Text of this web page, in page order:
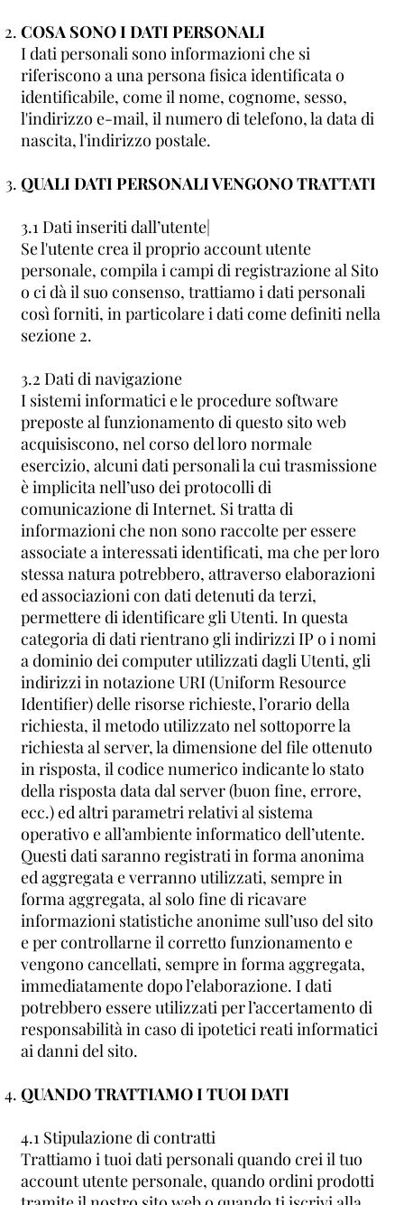
COSA SONO I DATI PERSONALI
I dati personali sono informazioni che si
riferiscono a una persona fisica identificata o
identificabile, come il nome, cognome, sesso,
l'indirizzo e-mail, il numero di telefono, la data di
nascita, l'indirizzo postale.
QUALI DATI PERSONALI VENGONO TRATTATI
3.1 Dati inseriti dall’utente|
Se l'utente crea il proprio account utente
personale, compila i campi di registrazione al Sito
o ci dà il suo consenso, trattiamo i dati personali
così forniti, in particolare i dati come definiti nella
sezione 2.
3.2 Dati di navigazione
I sistemi informatici e le procedure software
preposte al funzionamento di questo sito web
acquisiscono, nel corso del loro normale
esercizio, alcuni dati personali la cui trasmissione
è implicita nell’uso dei protocolli di
comunicazione di Internet. Si tratta di
informazioni che non sono raccolte per essere
associate a interessati identificati, ma che per loro
stessa natura potrebbero, attraverso elaborazioni
ed associazioni con dati detenuti da terzi,
permettere di identificare gli Utenti. In questa
categoria di dati rientrano gli indirizzi IP o i nomi
a dominio dei computer utilizzati dagli Utenti, gli
indirizzi in notazione URI (Uniform Resource
Identifier) delle risorse richieste, l’orario della
richiesta, il metodo utilizzato nel sottoporre la
richiesta al server, la dimensione del file ottenuto
in risposta, il codice numerico indicante lo stato
della risposta data dal server (buon fine, errore,
ecc.) ed altri parametri relativi al sistema
operativo e all’ambiente informatico dell’utente.
Questi dati saranno registrati in forma anonima
ed aggregata e verranno utilizzati, sempre in
forma aggregata, al solo fine di ricavare
informazioni statistiche anonime sull’uso del sito
e per controllarne il corretto funzionamento e
vengono cancellati, sempre in forma aggregata,
immediatamente dopo l’elaborazione. I dati
potrebbero essere utilizzati per l’accertamento di
responsabilità in caso di ipotetici reati informatici
ai danni del sito.
QUANDO TRATTIAMO I TUOI DATI
4.1 Stipulazione di contratti
Trattiamo i tuoi dati personali quando crei il tuo
account utente personale, quando ordini prodotti